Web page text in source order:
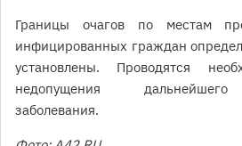
Границы очагов по местам
инфицированных граждан
установлены. Проводятся
недопущения дальнейшего
заболевания.